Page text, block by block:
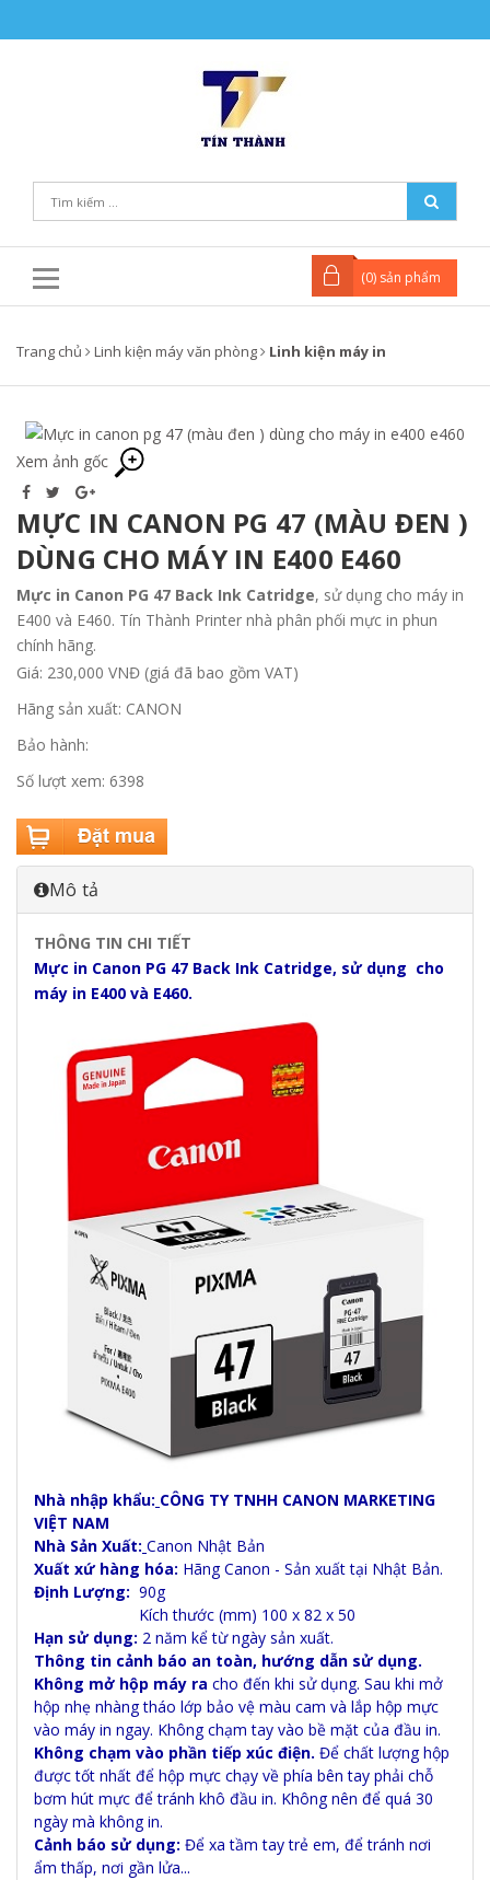
(0) sản phẩm
Trang chủ Linh kiện máy văn phòng Linh kiện máy in
Xem ảnh gốc
MỰC IN CANON PG 47 (MÀU ĐEN )
DÙNG CHO MÁY IN E400 E460
Mực in Canon PG 47 Back Ink Catridge, sử dụng cho máy in
E400 và E460. Tín Thành Printer nhà phân phối mực in phun
chính hãng.
Giá: 230,000 VNĐ (giá đã bao gồm VAT)
Hãng sản xuất: CANON
Bảo hành:
Số lượt xem: 6398
Mô tả
THÔNG TIN CHI TIẾT
Mực in Canon PG 47 Back Ink Catridge, sử dụng cho
máy in E400 và E460.
Nhà nhập khẩu: CÔNG TY TNHH CANON MARKETING
VIỆT NAM
Nhà Sản Xuất: Canon Nhật Bản
Xuất xứ hàng hóa: Hãng Canon - Sản xuất tại Nhật Bản.
Định Lượng: 90g
Kích thước (mm) 100 x 82 x 50
Hạn sử dụng: 2 năm kể từ ngày sản xuất.
Thông tin cảnh báo an toàn, hướng dẫn sử dụng.
Không mở hộp máy ra cho đến khi sử dụng. Sau khi mở
hộp nhẹ nhàng tháo lớp bảo vệ màu cam và lắp hộp mực
vào máy in ngay. Không chạm tay vào bề mặt của đầu in.
Không chạm vào phần tiếp xúc điện. Để chất lượng hộp
được tốt nhất để hộp mực chạy về phía bên tay phải chỗ
bơm hút mực để tránh khô đầu in. Không nên để quá 30
ngày mà không in.
Cảnh báo sử dụng: Để xa tầm tay trẻ em, để tránh nơi
ẩm thấp, nơi gần lửa...